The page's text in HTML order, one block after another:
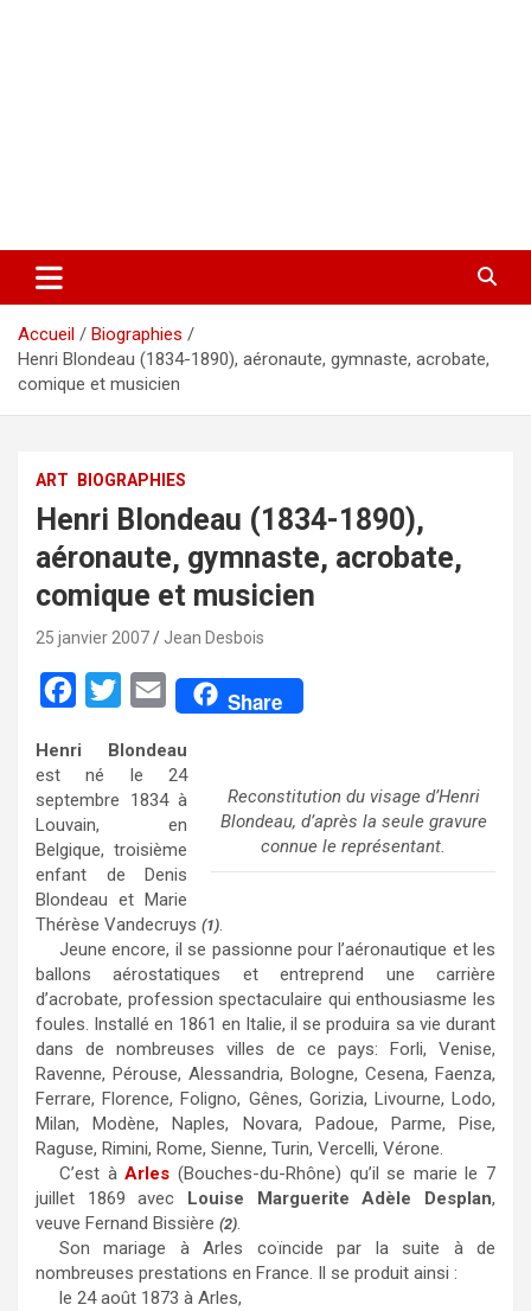
Accueil
Biographies
Henri Blondeau (1834-1890), aéronaute, gymnaste, acrobate,
comique et musicien
ART BIOGRAPHIES
Henri Blondeau (1834-1890),
aéronaute, gymnaste, acrobate,
comique et musicien
25 janvier 2007 Jean Desbois
c
e
b
o
o
k
i
e
r
E
a
i
l
Share
Reconstitution du visage d’Henri
Blondeau, d’après la seule gravure
connue le représentant.
Henri Blondeau
est né le 24
septembre 1834 à
Louvain, en
Belgique, troisième
enfant de Denis
Blondeau et Marie
Thérèse Vandecruys (1).
Jeune encore, il se passionne pour l’aéronautique et les
ballons aérostatiques et entreprend une carrière
d’acrobate, profession spectaculaire qui enthousiasme les
foules. Installé en 1861 en Italie, il se produira sa vie durant
dans de nombreuses villes de ce pays: Forli, Venise,
Ravenne, Pérouse, Alessandria, Bologne, Cesena, Faenza,
Ferrare, Florence, Foligno, Gênes, Gorizia, Livourne, Lodo,
Milan, Modène, Naples, Novara, Padoue, Parme, Pise,
Raguse, Rimini, Rome, Sienne, Turin, Vercelli, Vérone.
C’est àArles (Bouches-du-Rhône) qu’il se marie le 7
juillet 1869 avec Louise Marguerite Adèle Desplan,
veuve Fernand Bissière (2).
Son mariage à Arles coïncide par la suite à de
nombreuses prestations en France. Il se produit ainsi :
le 24 août 1873 à Arles,